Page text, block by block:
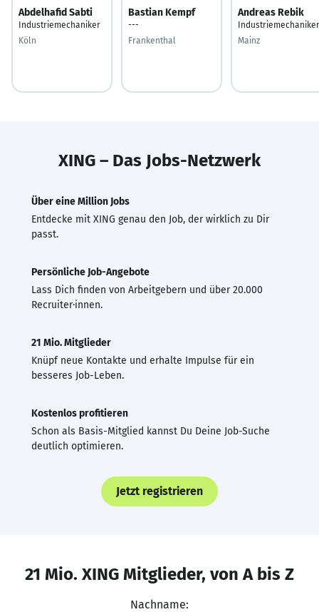
Abdelhafid Sabti
Industriemechaniker
Köln
Bastian Kempf
---
Frankenthal
Andreas Rebik
Industriemechaniker
Mainz
XING – Das Jobs-Netzwerk
Über eine Million Jobs
Entdecke mit XING genau den Job, der wirklich zu Dir
passt.
Persönliche Job-Angebote
Lass Dich finden von Arbeitgebern und über 20.000
Recruiter·innen.
21 Mio. Mitglieder
Knüpf neue Kontakte und erhalte Impulse für ein
besseres Job-Leben.
Kostenlos profitieren
Schon als Basis-Mitglied kannst Du Deine Job-Suche
deutlich optimieren.
Jetzt registrieren
21 Mio. XING Mitglieder, von A bis Z
Nachname: